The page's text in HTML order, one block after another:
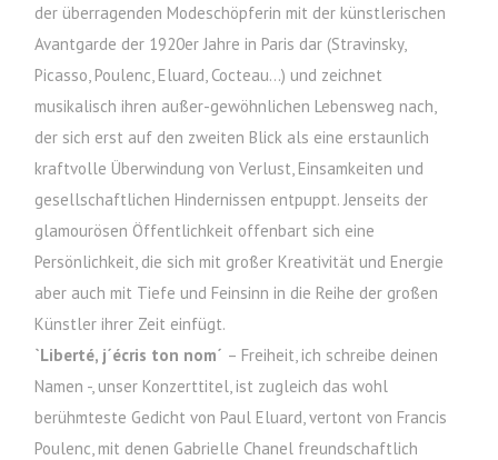
der überragenden Modeschöpferin mit der künstlerischen
Avantgarde der 1920er Jahre in Paris dar (Stravinsky,
Picasso, Poulenc, Eluard, Cocteau…) und zeichnet
musikalisch ihren außer-gewöhnlichen Lebensweg nach,
der sich erst auf den zweiten Blick als eine erstaunlich
kraftvolle Überwindung von Verlust, Einsamkeiten und
gesellschaftlichen Hindernissen entpuppt. Jenseits der
glamourösen Öffentlichkeit offenbart sich eine
Persönlichkeit, die sich mit großer Kreativität und Energie
aber auch mit Tiefe und Feinsinn in die Reihe der großen
Künstler ihrer Zeit einfügt.
`Liberté, j´écris ton nom´ – Freiheit, ich schreibe deinen
Namen -, unser Konzerttitel, ist zugleich das wohl
berühmteste Gedicht von Paul Eluard, vertont von Francis
Poulenc, mit denen Gabrielle Chanel freundschaftlich